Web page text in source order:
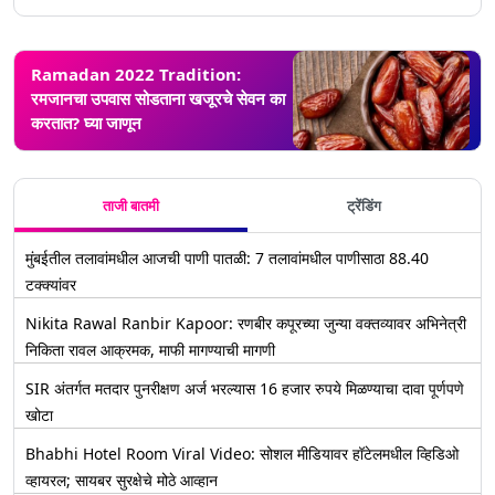
Ramadan 2022 Tradition:
रमजानचा उपवास सोडताना खजूरचे सेवन का
करतात? घ्या जाणून
ताजी बातमी ट्रेंडिंग
मुंबईतील तलावांमधील आजची पाणी पातळी: 7 तलावांमधील पाणीसाठा 88.40
टक्क्यांवर
Nikita Rawal Ranbir Kapoor: रणबीर कपूरच्या जुन्या वक्तव्यावर अभिनेत्री
निकिता रावल आक्रमक, माफी मागण्याची मागणी
SIR अंतर्गत मतदार पुनरीक्षण अर्ज भरल्यास 16 हजार रुपये मिळण्याचा दावा पूर्णपणे
खोटा
Bhabhi Hotel Room Viral Video: सोशल मीडियावर हॉटेलमधील व्हिडिओ
व्हायरल; सायबर सुरक्षेचे मोठे आव्हान